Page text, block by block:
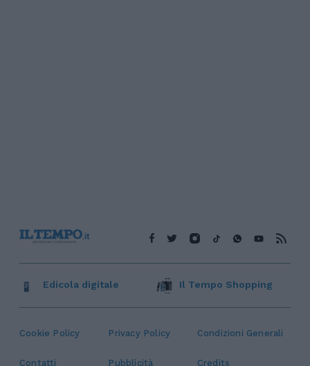
Cookie Policy Privacy Policy Condizioni Generali
Contatti Pubblicità Credits
Edicola digitale Il Tempo Shopping